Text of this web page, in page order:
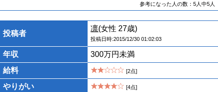
参考になった人の数：5人中5人
投稿者
凛(女性 27歳)
投稿日時:2015/12/30 01:02:03
年収
300万円未満
給料
[2点]
やりがい [4点]